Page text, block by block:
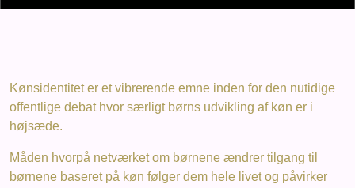
Kønsidentitet er et vibrerende emne inden for den nutidige
offentlige debat hvor særligt børns udvikling af køn er i
højsæde.
Måden hvorpå netværket om børnene ændrer tilgang til
børnene baseret på køn følger dem hele livet og påvirker